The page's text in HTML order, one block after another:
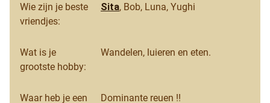
Wie zijn je beste
vriendjes:
Sita, Bob, Luna, Yughi
Wat is je
grootste hobby:
Wandelen, luieren en eten.
Waar heb je een
Dominante reuen !!